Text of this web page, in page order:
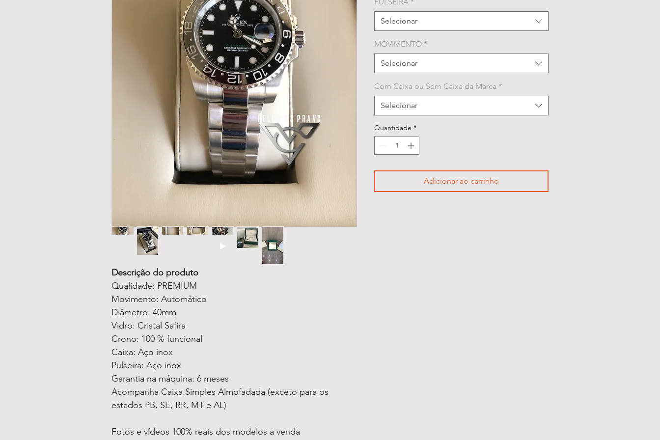
Descrição do produto
Qualidade: PREMIUM
Movimento: Automático
Diâmetro: 40mm
Vidro: Cristal Safira
Crono: 100 % funcional
Caixa: Aço inox
Pulseira: Aço inox
Garantia na máquina: 6 meses
Acompanha Caixa Simples Almofadada (exceto para os
estados PB, SE, RR, MT e AL)
Fotos e vídeos 100% reais dos modelos a venda
Selecionar
MOVIMENTO *
Selecionar
Com Caixa ou Sem Caixa da Marca *
Selecionar
Quantidade *
Adicionar ao carrinho